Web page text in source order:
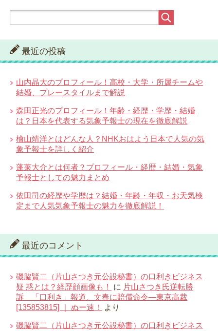
最近の投稿
山内晶大のプロフィール！高校・大学・所属チームや
結婚、プレースタイルまで解説
森田正光のプロフィール！年齢・経歴・学歴・結婚
は？日本を代表する気象予報士の現在を徹底解説
檜山靖洋とはどんな人？NHKおはよう日本で人気の気
象予報士を詳しく紹介
蓬莱大介とは何者？プロフィール・経歴・結婚・気象
予報士としての魅力まとめ
依田司の経歴や学歴は？結婚・年齢・年収・お天気検
定まで人気気象予報士の魅力を徹底解説！
最近のコメント
磯脇賢二（片山さつき元公設秘書）の口利きビジネス
疑 惑とは？経歴顔画像も！
に 片山さつき氏逆転勝
訴 「口利き」報道、文春に賠償命令―東京高裁
[135853815] ｜ ぬー速！
より
磯脇賢二（片山さつき元公設秘書）の口利きビジネス